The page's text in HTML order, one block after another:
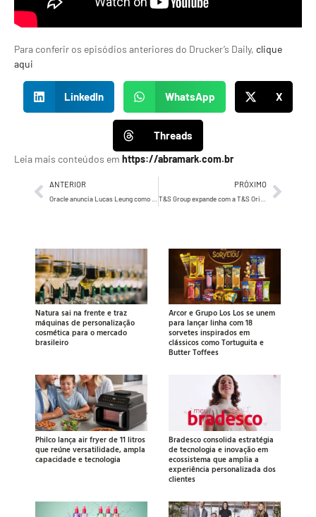
Para conferir os episódios anteriores do Drucker’s Daily, clique
aqui
LinkedIn WhatsApp X
Threads
Leia mais conteúdos em https://abramark.com.br
ANTERIOR PRÓXIMO
Natura sai na frente e traz
máquinas de personalização
cosmética para o mercado
brasileiro
Arcor e Grupo Los Los se unem
para lançar linha com 18
sorvetes inspirados em
clássicos como Tortuguita e
Butter Toffees
Philco lança air fryer de 11 litros
que reúne versatilidade, ampla
capacidade e tecnologia
Bradesco consolida estratégia
de tecnologia e inovação em
ecossistema que amplia a
experiência personalizada dos
clientes